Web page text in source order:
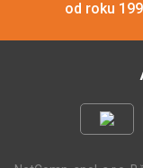
od roku